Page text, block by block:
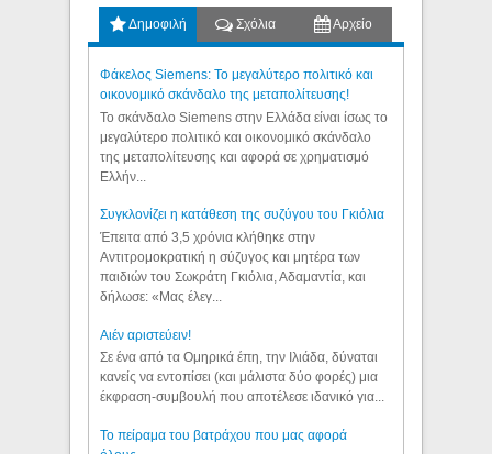
Δημοφιλή Σχόλια Αρχείο
Φάκελος Siemens: Το μεγαλύτερο πολιτικό και
οικονομικό σκάνδαλο της μεταπολίτευσης!
Το σκάνδαλο Siemens στην Ελλάδα είναι ίσως το
μεγαλύτερο πολιτικό και οικονομικό σκάνδαλο
της μεταπολίτευσης και αφορά σε χρηματισμό
Ελλήν...
Συγκλονίζει η κατάθεση της συζύγου του Γκιόλια
Έπειτα από 3,5 χρόνια κλήθηκε στην
Αντιτρομοκρατική η σύζυγος και μητέρα των
παιδιών του Σωκράτη Γκιόλια, Αδαμαντία, και
δήλωσε: «Μας έλεγ...
Aιέν αριστεύειν!
Σε ένα από τα Ομηρικά έπη, την Ιλιάδα, δύναται
κανείς να εντοπίσει (και μάλιστα δύο φορές) μια
έκφραση-συμβουλή που αποτέλεσε ιδανικό για...
Το πείραμα του βατράχου που μας αφορά